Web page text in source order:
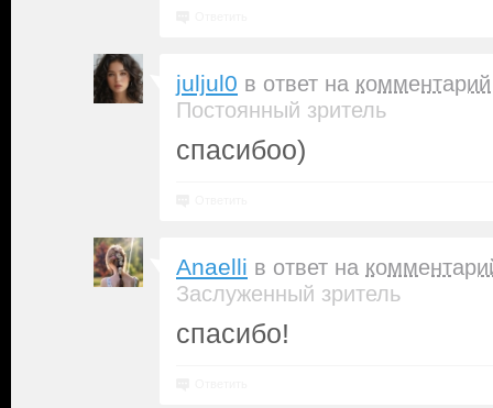
juljul0 в ответ на комментарий
Постоянный зритель
спасибоо)
Anaelli в ответ на
Заслуженный зритель
спасибо!